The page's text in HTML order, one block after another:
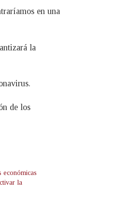
en una
la
de los
económicas
la